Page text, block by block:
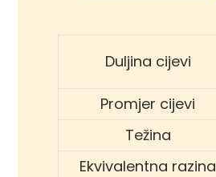
Duljina cijevi
Promjer cijevi
Težina
Ekvivalentna razina